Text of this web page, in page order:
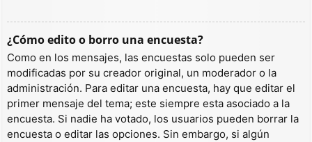
¿Cómo edito o borro una encuesta?
Como en los mensajes, las encuestas solo pueden ser
modificadas por su creador original, un moderador o la
administración. Para editar una encuesta, hay que editar el
primer mensaje del tema; este siempre esta asociado a la
encuesta. Si nadie ha votado, los usuarios pueden borrar la
encuesta o editar las opciones. Sin embargo, si algún